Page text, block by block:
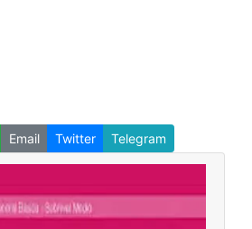
Email Twitter Telegram